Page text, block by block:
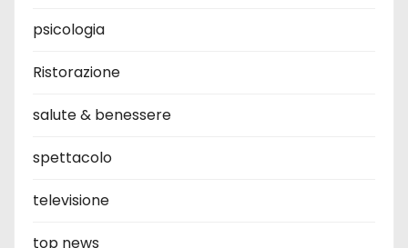
psicologia
Ristorazione
salute & benessere
spettacolo
televisione
top news